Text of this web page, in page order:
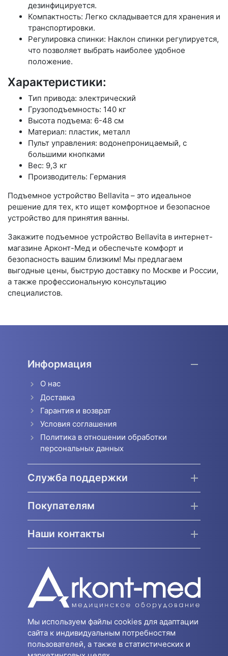
дезинфицируется.
Компактность: Легко складывается для хранения и
транспортировки.
Регулировка спинки: Наклон спинки регулируется,
что позволяет выбрать наиболее удобное
положение.
Характеристики:
Тип привода: электрический
Грузоподъемность: 140 кг
Высота подъема: 6-48 см
Материал: пластик, металл
Пульт управления: водонепроницаемый, с
большими кнопками
Вес: 9,3 кг
Производитель: Германия
Подъемное устройство Bellavita – это идеальное
решение для тех, кто ищет комфортное и безопасное
устройство для принятия ванны.
Закажите подъемное устройство Bellavita в интернет-
магазине Арконт-Мед и обеспечьте комфорт и
безопасность вашим близким! Мы предлагаем
выгодные цены, быструю доставку по Москве и России,
а также профессиональную консультацию
специалистов.
Информация
О нас
Доставка
Гарантия и возврат
Условия соглашения
Политика в отношении обработки
персональных данных
Служба поддержки
Покупателям
Наши контакты
Мы используем файлы cookies для адаптации
сайта к индивидуальным потребностям
пользователей, а также в статистических и